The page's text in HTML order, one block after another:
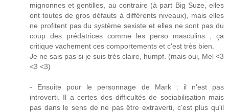
mignonnes et gentilles, au contraire (à part Big Suze, elles
ont toutes de gros défauts à différents niveaux), mais elles
ne profitent pas du système sexiste et elles ne sont pas du
coup des prédatrices comme les perso masculins ; ça
critique vachement ces comportements et c'est très bien.
Je ne sais pas si je suis très claire, humpf. (mais oui, Mel <3
<3 <3)
- Ensuite pour le personnage de Mark : il n'est pas
introverti. Il a certes des difficultés de sociabilisation mais
pas dans le sens de ne pas être extraverti, c'est plus qu'il